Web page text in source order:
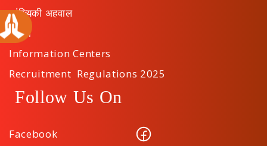
सांख्यिकी अहवाल
सूचना
Information Centers
Recruitment Regulations 2025
Follow Us On
Facebook